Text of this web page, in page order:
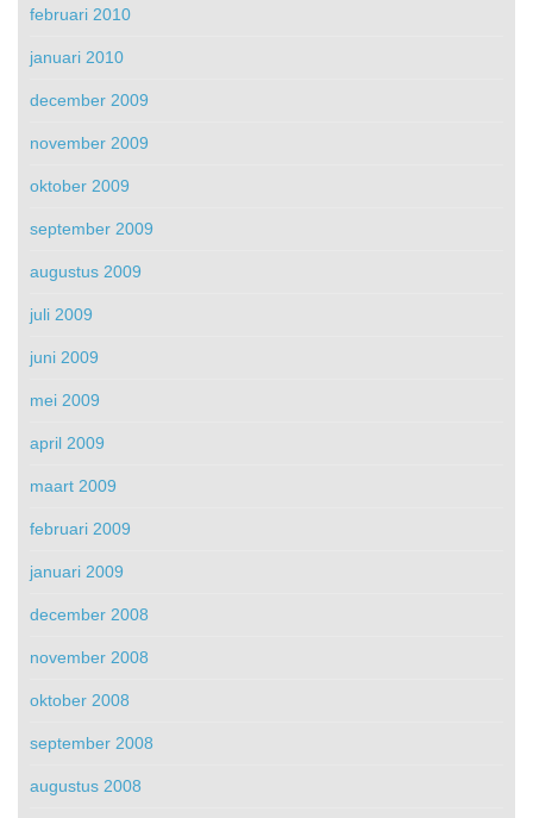
februari 2010
januari 2010
december 2009
november 2009
oktober 2009
september 2009
augustus 2009
juli 2009
juni 2009
mei 2009
april 2009
maart 2009
februari 2009
januari 2009
december 2008
november 2008
oktober 2008
september 2008
augustus 2008